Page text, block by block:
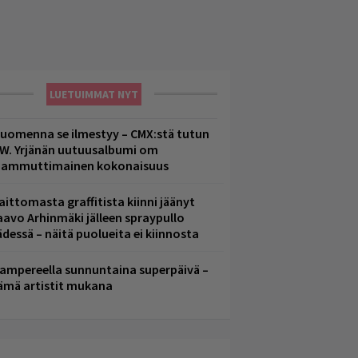
LUETUIMMAT NYT
se ilmestyy – CMX:stä tutun
Yrjänän uutuusalbumi om
kokonaisuus
graffitista kiinni jäänyt
Arhinmäki jälleen spraypullo
– näitä puolueita ei kiinnosta
sunnuntaina superpäivä –
artistit mukana